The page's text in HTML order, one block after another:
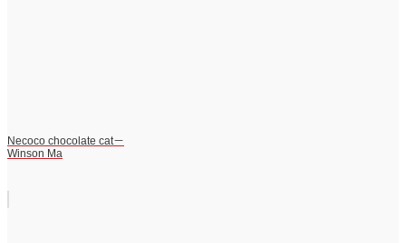
Necoco chocolate cat－
Winson Ma